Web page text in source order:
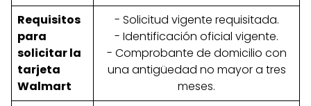
Requisitos
para
solicitar la
tarjeta
Walmart
- Solicitud vigente requisitada.
- Identificación oficial vigente.
- Comprobante de domicilio con
una antigüedad no mayor a tres
meses.